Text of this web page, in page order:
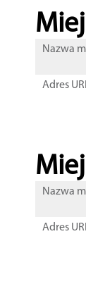
Nazwa
Adres
Nazwa
Adres